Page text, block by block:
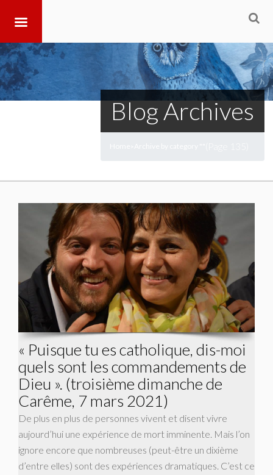
Blog Archives
« Puisque tu es catholique, dis-moi
quels sont les commandements de
Dieu ». (troisième dimanche de
Carême, 7 mars 2021)
De plus en plus de personnes vivent et disent vivre
aujourd’hui une expérience de mort imminente. Mais l’on
ignore encore que nombreuses (peut-être un dixième
d’entre elles) sont des expériences dramatiques. C’est ce